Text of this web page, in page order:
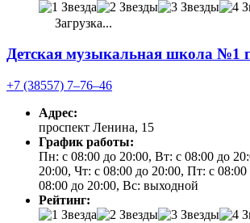
Загрузка...
Детская музыкальная школа №1
+7 (38557) 7‒76‒46
Адрес:
проспект Ленина, 15
График работы:
Пн: с 08:00 до 20:00, Вт: с 08:00 до
20:00, Чт: с 08:00 до 20:00, Пт: с
08:00 до 20:00, Вс: выходной
Рейтинг: